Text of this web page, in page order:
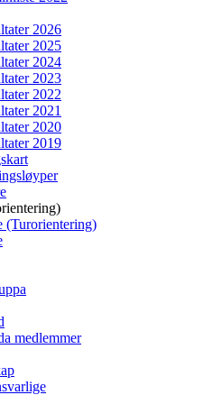
2026
2025
2024
2023
2022
2021
2020
2019
(Turorientering)
medlemmer